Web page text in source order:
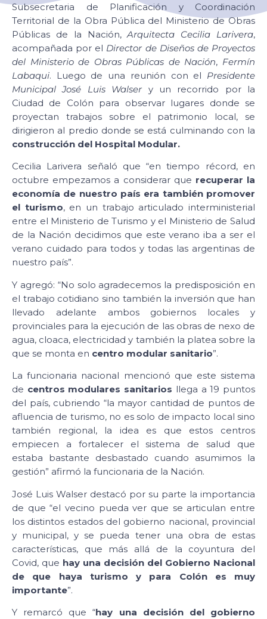
Subsecretaria de Planificación y Coordinación
Territorial de la Obra Pública del Ministerio de Obras
Públicas de la Nación,Arquitecta Cecilia Larivera,
acompañada por el Director de Diseños de Proyectos
del Ministerio de Obras Públicas de Nación, Fermín
Labaqui. Luego de una reunión con el Presidente
Municipal José Luis Walsery un recorrido por la
Ciudad de Colón para observar lugares donde se
proyectan trabajos sobre el patrimonio local, se
dirigieron al predio donde se está culminando con la
construcción del Hospital Modular.
Cecilia Larivera señaló que “en tiempo récord, en
octubre empezamos a considerar que recuperar la
economía de nuestro país era también promover
el turismo, en un trabajo articulado interministerial
entre el Ministerio de Turismo y el Ministerio de Salud
de la Nación decidimos que este verano iba a ser el
verano cuidado para todos y todas las argentinas de
nuestro país”.
Y agregó: “No solo agradecemos la predisposición en
el trabajo cotidiano sino también la inversión que han
llevado adelante ambos gobiernos locales y
provinciales para la ejecución de las obras de nexo de
agua, cloaca, electricidad y también la platea sobre la
que se monta en centro modular sanitario”.
La funcionaria nacional mencionó que este sistema
de centros modulares sanitarios llega a 19 puntos
del país, cubriendo “la mayor cantidad de puntos de
afluencia de turismo, no es solo de impacto local sino
también regional, la idea es que estos centros
empiecen a fortalecer el sistema de salud que
estaba bastante desbastado cuando asumimos la
gestión” afirmó la funcionaria de la Nación.
José Luis Walser destacó por su parte la importancia
de que “el vecino pueda ver que se articulan entre
los distintos estados del gobierno nacional, provincial
y municipal, y se pueda tener una obra de estas
características, que más allá de la coyuntura del
Covid, que hay una decisión del Gobierno Nacional
de que haya turismo y para Colón es muy
importante”.
Y remarcó que “hay una decisión del gobierno